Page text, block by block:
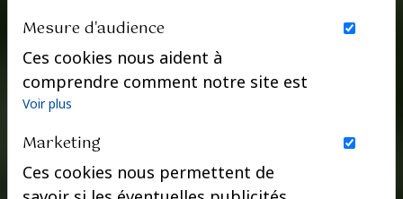
Mesure d'audience
Ces cookies nous aident à
comprendre comment notre site est
utilisé. Nous savons quelles pages
sont les plus vues, d'où viennent nos
visiteurs. Ils sont essentiels pour
nous afin de vous offrir la meilleure
Voir plus
Marketing
Ces cookies nous permettent de